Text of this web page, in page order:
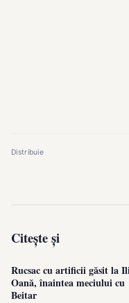
Distribuie
Citește și
Rucsac cu artificii găsit la
Oană, înaintea meciului cu
Beitar